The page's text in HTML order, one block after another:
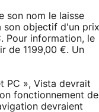
son nom le laisse
son objectif d'un prix
Pour information, le
de 1199,00 €. Un
PC », Vista devrait
fonctionnement de
devraient